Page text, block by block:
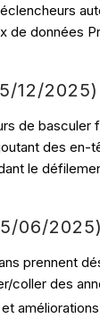
de données
12/2025)
de basculer
des en-
le
06/2025)
prennent
coller des